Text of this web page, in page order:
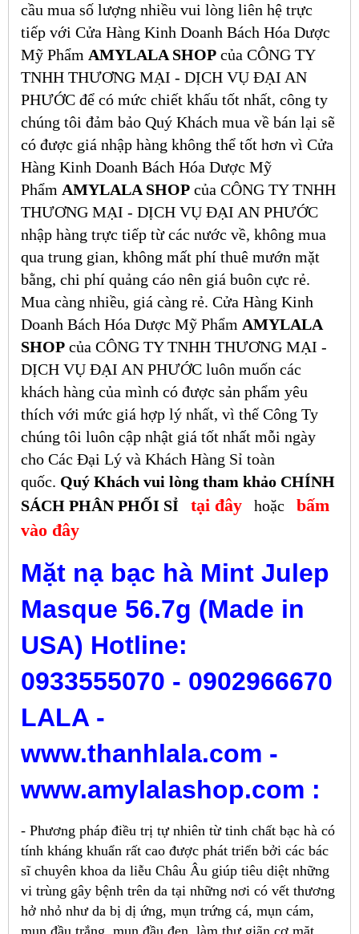
cầu mua số lượng nhiều vui lòng liên hệ trực
tiếp với Cửa Hàng Kinh Doanh Bách Hóa Dược
Mỹ Phẩm AMYLALA SHOP của CÔNG TY
TNHH THƯƠNG MẠI - DỊCH VỤ ĐẠI AN
PHƯỚC để có mức chiết khấu tốt nhất, công ty
chúng tôi đảm bảo Quý Khách mua về bán lại sẽ
có được giá nhập hàng không thể tốt hơn vì Cửa
Hàng Kinh Doanh Bách Hóa Dược Mỹ
Phẩm AMYLALA SHOP của CÔNG TY TNHH
THƯƠNG MẠI - DỊCH VỤ ĐẠI AN PHƯỚC
nhập hàng trực tiếp từ các nước về, không mua
qua trung gian, không mất phí thuê mướn mặt
bằng, chi phí quảng cáo nên giá buôn cực rẻ.
Mua càng nhiều, giá càng rẻ. Cửa Hàng Kinh
Doanh Bách Hóa Dược Mỹ Phẩm AMYLALA
SHOP của CÔNG TY TNHH THƯƠNG MẠI -
DỊCH VỤ ĐẠI AN PHƯỚC luôn muốn các
khách hàng của mình có được sản phẩm yêu
thích với mức giá hợp lý nhất, vì thế Công Ty
chúng tôi luôn cập nhật giá tốt nhất mỗi ngày
cho Các Đại Lý và Khách Hàng Sỉ toàn
quốc. Quý Khách vui lòng tham khảo CHÍNH
SÁCH PHÂN PHỐI SỈ
tại đây hoặc bấm
vào đây
Mặt nạ bạc hà Mint Julep
Masque 56.7g (Made in
USA) Hotline:
0933555070 - 0902966670
LALA -
www.thanhlala.com -
www.amylalashop.com :
- Phương pháp điều trị tự nhiên từ tinh chất bạc hà có
tính kháng khuẩn rất cao được phát triển bởi các bác
sĩ chuyên khoa da liễu Châu Âu giúp tiêu diệt những
vi trùng gây bệnh trên da tại những nơi có vết thương
hở nhỏ như da bị dị ứng, mụn trứng cá, mụn cám,